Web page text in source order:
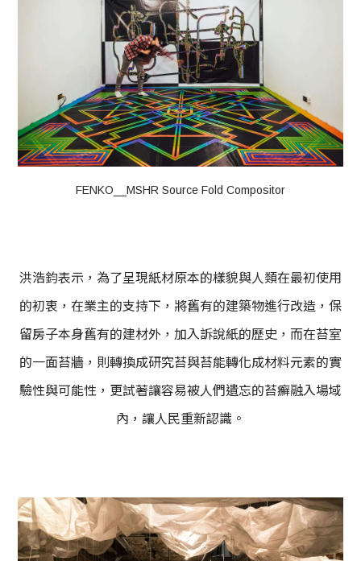
FENKO__MSHR Source Fold Compositor
洪浩鈞表示，為了呈現紙材原本的樣貌與人類在最初使用
的初衷，在業主的支持下，將舊有的建築物進行改造，保
留房子本身舊有的建材外，加入訴說紙的歷史，而在苔室
的一面苔牆，則轉換成研究苔與苔能轉化成材料元素的實
驗性與可能性，更試著讓容易被人們遺忘的苔癬融入場域
內，讓人民重新認識。